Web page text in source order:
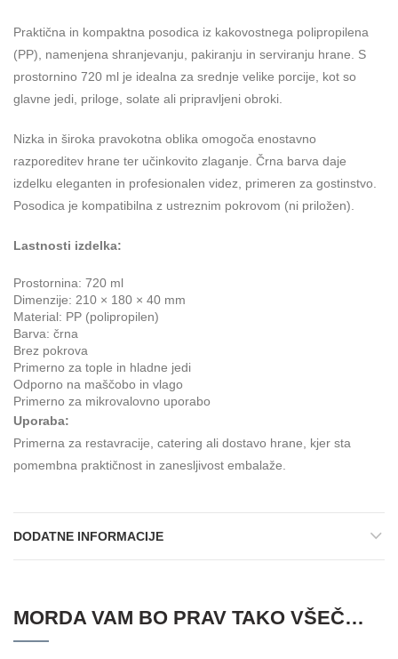
Praktična in kompaktna posodica iz kakovostnega polipropilena
(PP), namenjena shranjevanju, pakiranju in serviranju hrane. S
prostornino 720 ml je idealna za srednje velike porcije, kot so
glavne jedi, priloge, solate ali pripravljeni obroki.
Nizka in široka pravokotna oblika omogoča enostavno
razporeditev hrane ter učinkovito zlaganje. Črna barva daje
izdelku eleganten in profesionalen videz, primeren za gostinstvo.
Posodica je kompatibilna z ustreznim pokrovom (ni priložen).
Lastnosti izdelka:
Prostornina: 720 ml
Dimenzije: 210 × 180 × 40 mm
Material: PP (polipropilen)
Barva: črna
Brez pokrova
Primerno za tople in hladne jedi
Odporno na maščobo in vlago
Primerno za mikrovalovno uporabo
Uporaba:
Primerna za restavracije, catering ali dostavo hrane, kjer sta
pomembna praktičnost in zanesljivost embalaže.
DODATNE INFORMACIJE
MORDA VAM BO PRAV TAKO VŠEČ…